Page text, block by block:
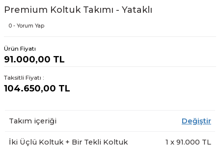
Premium Koltuk Takımı - Yataklı
0 - Yorum Yap
Ürün Fiyatı
91.000,00 TL
Taksitli Fiyatı :
104.650,00 TL
Takım içeriği Değiştir
İki Üçlü Koltuk + Bir Tekli Koltuk 1 x 91.000 TL